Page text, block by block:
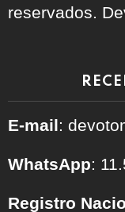
reservados.
E-mail:
WhatsApp:
Registro